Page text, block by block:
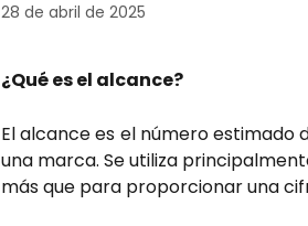
28 de abril de 2025
¿Qué es el alcance?
El alcance es el número estimado
una marca. Se utiliza
más que para proporcionar una